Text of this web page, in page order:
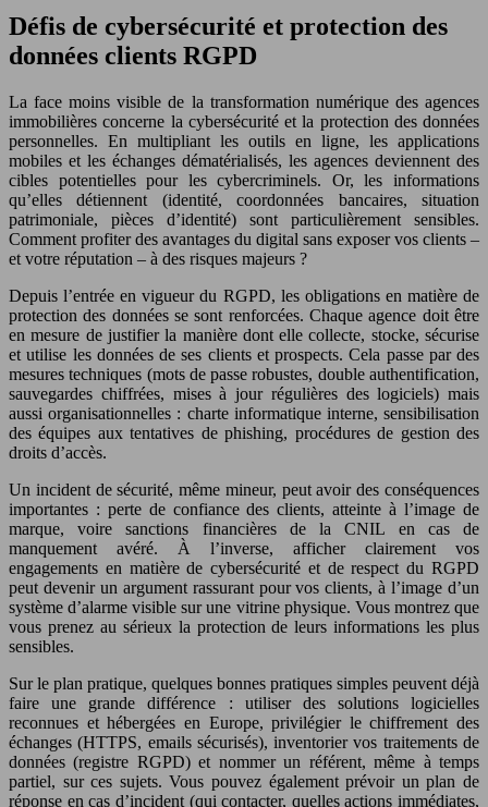
Défis de cybersécurité et protection des
données clients RGPD
La face moins visible de la transformation numérique des agences
immobilières concerne la cybersécurité et la protection des données
personnelles. En multipliant les outils en ligne, les applications
mobiles et les échanges dématérialisés, les agences deviennent des
cibles potentielles pour les cybercriminels. Or, les informations
qu’elles détiennent (identité, coordonnées bancaires, situation
patrimoniale, pièces d’identité) sont particulièrement sensibles.
Comment profiter des avantages du digital sans exposer vos clients –
et votre réputation – à des risques majeurs ?
Depuis l’entrée en vigueur du RGPD, les obligations en matière de
protection des données se sont renforcées. Chaque agence doit être
en mesure de justifier la manière dont elle collecte, stocke, sécurise
et utilise les données de ses clients et prospects. Cela passe par des
mesures techniques (mots de passe robustes, double authentification,
sauvegardes chiffrées, mises à jour régulières des logiciels) mais
aussi organisationnelles : charte informatique interne, sensibilisation
des équipes aux tentatives de phishing, procédures de gestion des
droits d’accès.
Un incident de sécurité, même mineur, peut avoir des conséquences
importantes : perte de confiance des clients, atteinte à l’image de
marque, voire sanctions financières de la CNIL en cas de
manquement avéré. À l’inverse, afficher clairement vos
engagements en matière de cybersécurité et de respect du RGPD
peut devenir un argument rassurant pour vos clients, à l’image d’un
système d’alarme visible sur une vitrine physique. Vous montrez que
vous prenez au sérieux la protection de leurs informations les plus
sensibles.
Sur le plan pratique, quelques bonnes pratiques simples peuvent déjà
faire une grande différence : utiliser des solutions logicielles
reconnues et hébergées en Europe, privilégier le chiffrement des
échanges (HTTPS, emails sécurisés), inventorier vos traitements de
données (registre RGPD) et nommer un référent, même à temps
partiel, sur ces sujets. Vous pouvez également prévoir un plan de
réponse en cas d’incident (qui contacter, quelles actions immédiates,